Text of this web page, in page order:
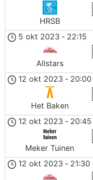
HRSB
5 okt 2023 - 22:15
Allstars
12 okt 2023 - 20:00
Het Baken
12 okt 2023 - 20:45
Meker Tuinen
12 okt 2023 - 21:30